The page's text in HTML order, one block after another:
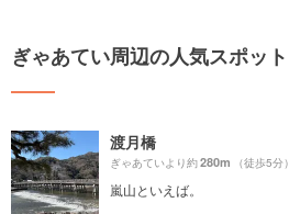
ぎゃあてい周辺の人気スポット
渡月橋
ぎゃあていより約280m （徒歩5分）
嵐山といえば。